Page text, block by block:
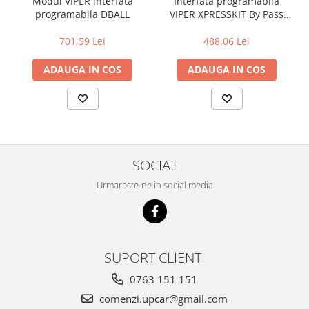
programabila DBALL
701,59 Lei
ADAUGA IN COS
VIPER XPRESSKIT By Pass
488,06 Lei
ADAUGA IN COS
SOCIAL
Urmareste-ne in social media
SUPORT CLIENTI
0763 151 151
comenzi.upcar@gmail.com